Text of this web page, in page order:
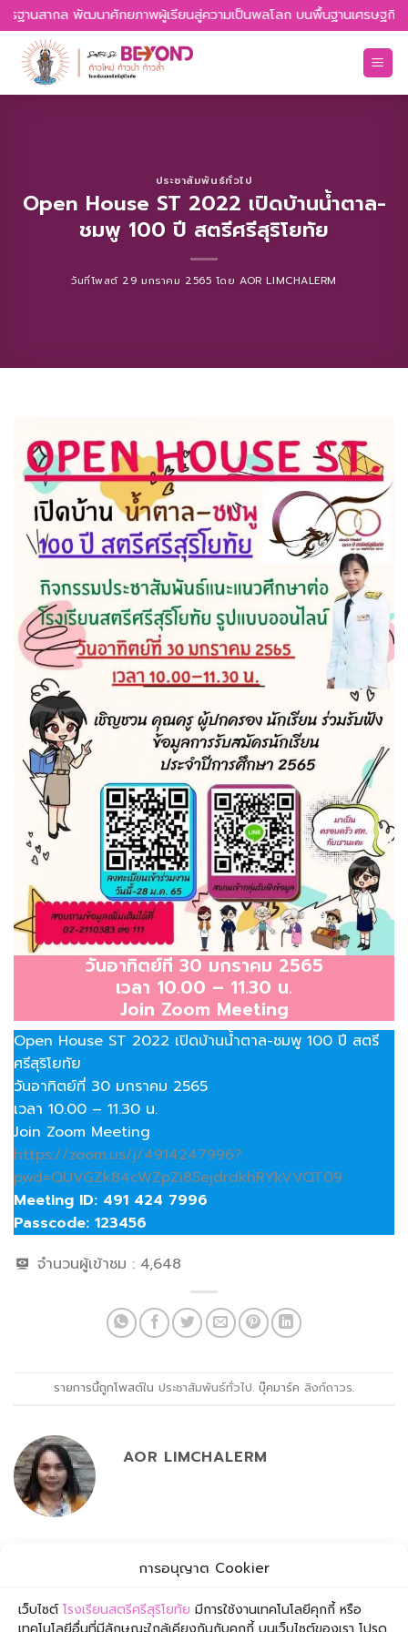
การอนุญาต Cookier
เว็บไซต์โรงเรียนสตรีศรีสุริโยทัย มีการใช้งานเทคโนโลยีคุกกี้ หรือ
Skip
to
content
านสากล พัฒนาศักยภาพผู้เรียนสู่ความเป็นพลโลก บนพื้นฐานเศรษฐกิจ
ประชาสัมพันธ์ทั่วไป
Open House ST 2022 เปิดบ้านน้ำตาล-
ชมพู 100 ปี สตรีศรีสุริโยทัย
วันที่โพสต์ 29 มกราคม 2565 โดยAOR LIMCHALERM
วันอาทิตย์ที่ 30 มกราคม 2565
เวลา 10.00 – 11.30 น.
Join Zoom Meeting
Open House ST 2022 เปิดบ้านน้ำตาล-ชมพู 100 ปี สตรี
ศรีสุริโยทัย
วันอาทิตย์ที่ 30 มกราคม 2565
เวลา 10.00 – 11.30 น.
Join Zoom Meeting
https://zoom.us/j/4914247996?
pwd=QUVGZk84cWZpZi85ejdrdkhRYkVVQT09
Meeting ID: 491 424 7996
Passcode: 123456
จำนวนผู้เข้าชม : 4,648
รายการนี้ถูกโพสต์ใน ประชาสัมพันธ์ทั่วไป. บุ๊คมาร์ค ลิงก์ถาวร.
AOR LIMCHALERM
กำหนดการเรียนการสอนใน
ประกาศผลกลางภาคเรียนที่ 2